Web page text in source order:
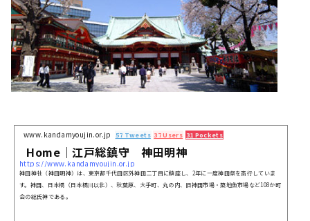
www.kandamyoujin.or.jp 57 Tweets 37 Users 31 Pockets
Home｜江戸総鎮守 神田明神
https://www.kandamyoujin.or.jp
神田神社（神田明神）は、東京都千代田区外神田二丁目に鎮座し、2年に一度神田祭を斎行していま
す。神田、日本橋（日本橋川以北）、秋葉原、大手町、丸の内、旧神田市場・築地魚市場など108か町
会の総氏神である。